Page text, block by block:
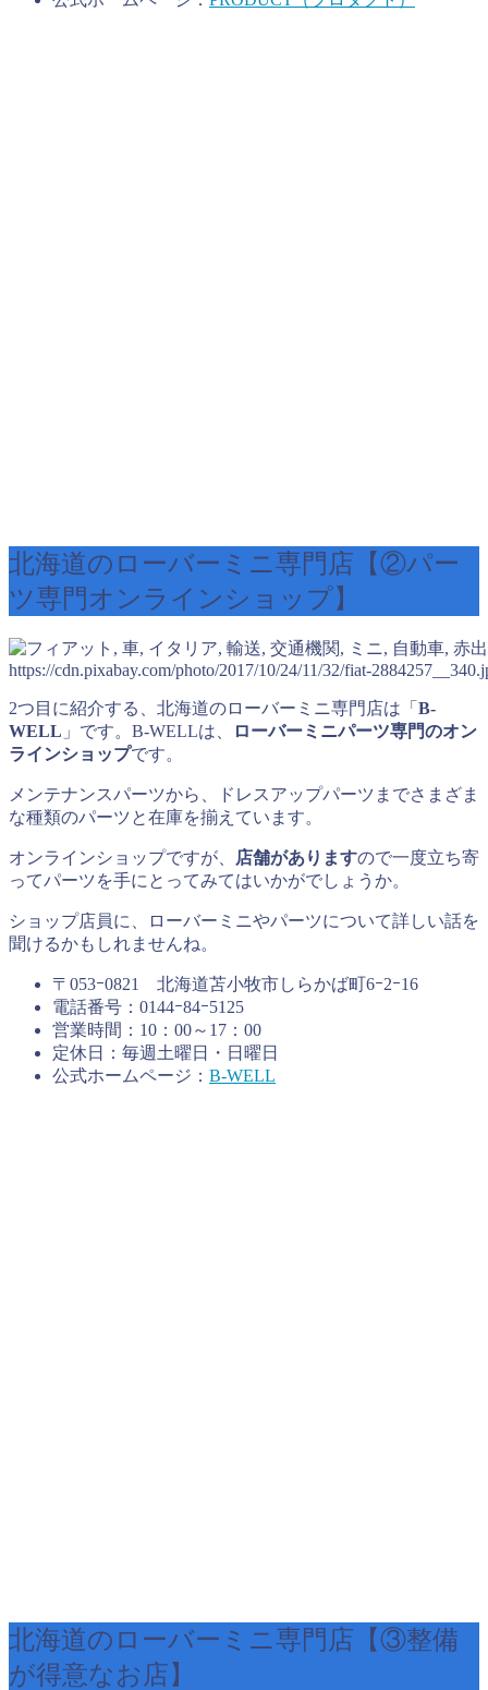
北海道のローバーミニ専門店【②パー
ツ専門オンラインショップ】
https://cdn.pixabay.com/photo/2017/10/24/11/32/fiat-
2つ目に紹介する、北海道のローバーミニ専門店は「 B-
WELL 」です。B-WELLは、
ローバーミニパーツ専門のオン
ラインショップです。
メンテナンスパーツから、ドレスアップパーツまでさまざま
な種類のパーツと在庫を揃えています。
オンラインショップですが、 店舗がありますので一度立ち寄
ってパーツを手にとってみてはいかがでしょうか。
ショップ店員に、ローバーミニやパーツについて詳しい話を
聞けるかもしれませんね。
〒053ｰ0821 北海道苫小牧市しらかば町6ｰ2ｰ16
電話番号：0144ｰ84ｰ5125
営業時間：10：00～17：00
定休日：毎週土曜日・日曜日
公式ホームページ： B-WELL
北海道のローバーミニ専門店【③整備
が得意なお店】